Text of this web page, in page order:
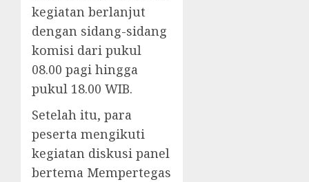
kegiatan berlanjut
dengan sidang-sidang
komisi dari pukul
08.00 pagi hingga
pukul 18.00 WIB.
Setelah itu, para
peserta mengikuti
kegiatan diskusi panel
bertema Mempertegas